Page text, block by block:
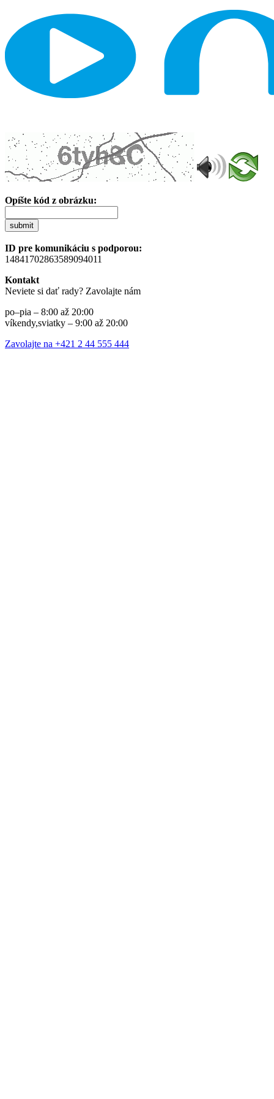
Opíšte kód z obrázku:
submit
ID pre komunikáciu s podporou:
14841702863589094011
Kontakt
Neviete si dať rady? Zavolajte nám
po–pia – 8:00 až 20:00
víkendy,sviatky – 9:00 až 20:00
Zavolajte na +421 2 44 555 444